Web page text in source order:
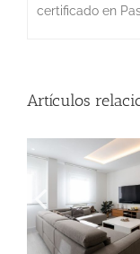
certificado en
Artículos
DISEÑO DE
INTERIORES
QUÉ ES Y
CÓMO